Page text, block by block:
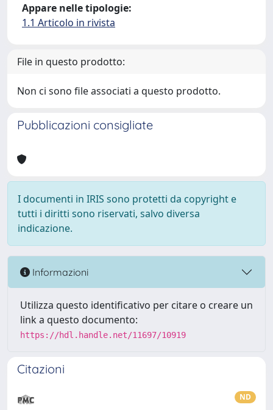
Appare nelle tipologie:
1.1 Articolo in rivista
File in questo prodotto:
Non ci sono file associati a questo prodotto.
Pubblicazioni consigliate
I documenti in IRIS sono protetti da copyright e
tutti i diritti sono riservati, salvo diversa
indicazione.
Informazioni
Utilizza questo identificativo per citare o creare un
link a questo documento:
https://hdl.handle.net/11697/10919
Citazioni
ND